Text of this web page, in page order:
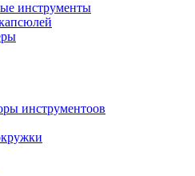
инструменты
инструментоов